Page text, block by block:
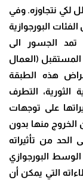
لكي نتجاوزه. وفي
البورجوازية
تمد الجسور الى
(العمال
هذه الطبقة
الثورية، التطرف
على توجهات
الخروج منها بدون
الحد من تأثيراته
البورجوازي
التي يمكن أن